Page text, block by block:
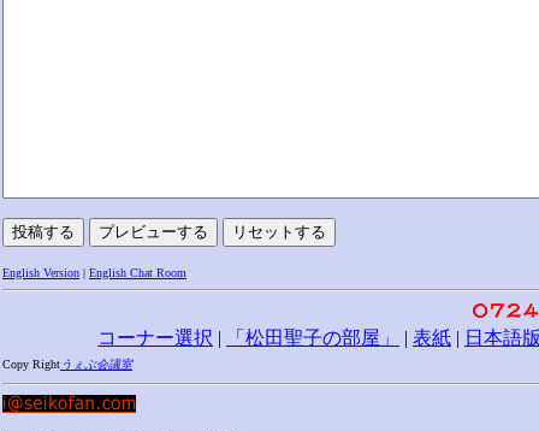
English Version English Chat Room
コーナー選択 | 「松田聖子の部屋」 | 表紙 | 日本語
Copy Right うぇぶ会議室